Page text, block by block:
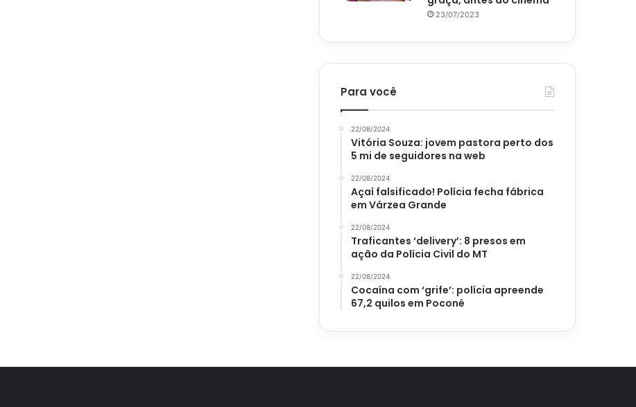
23/07/2023
Para você
22/08/2024
Vitória Souza: jovem pastora perto dos
5 mi de seguidores na web
22/08/2024
Açaí falsificado! Polícia fecha fábrica
em Várzea Grande
22/08/2024
Traficantes ‘delivery’: 8 presos em
ação da Polícia Civil do MT
22/08/2024
Cocaína com ‘grife’: polícia apreende
67,2 quilos em Poconé